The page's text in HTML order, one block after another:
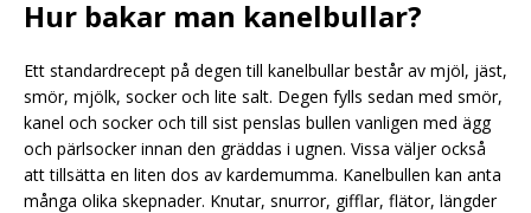
Hur bakar man kanelbullar?
Ett standardrecept på degen till kanelbullar består av mjöl, jäst,
smör, mjölk, socker och lite salt. Degen fylls sedan med smör,
kanel och socker och till sist penslas bullen vanligen med ägg
och pärlsocker innan den gräddas i ugnen. Vissa väljer också
att tillsätta en liten dos av kardemumma. Kanelbullen kan anta
många olika skepnader. Knutar, snurror, gifflar, flätor, längder